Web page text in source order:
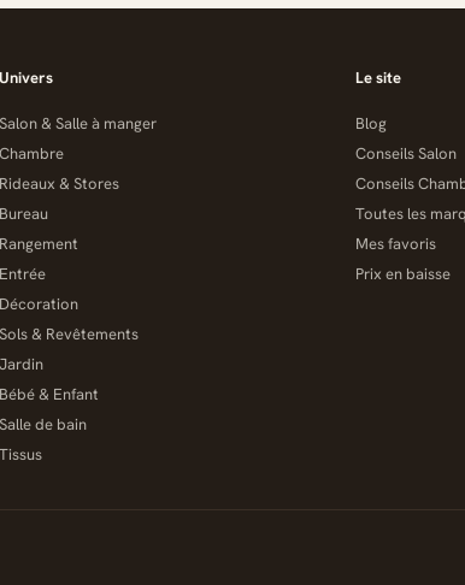
& Salle à manger
& Stores
& Revêtements
& Enfant
de bain
Le site
Blog
Conseils Salon
Conseils
Toutes les
Mes favoris
Prix en baisse